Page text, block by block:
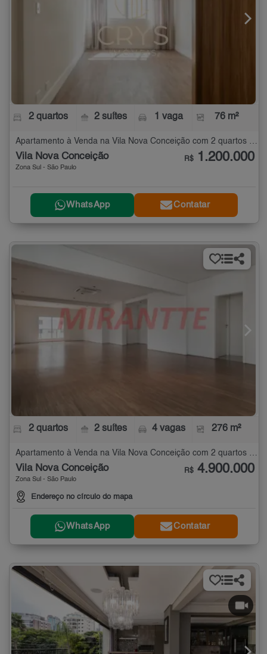
2 quartos 2 suítes 1 vaga 76 m²
Apartamento à Venda na Vila Nova Conceição com 2 quartos - 76 m²
Vila Nova Conceição
Zona Sul - São Paulo
R$ 1.200.000
WhatsApp Contatar
2 quartos 2 suítes 4 vagas 276 m²
Vila Nova Conceição
Zona Sul - São Paulo
Endereço no círculo do mapa
R$ 4.900.000
WhatsApp Contatar